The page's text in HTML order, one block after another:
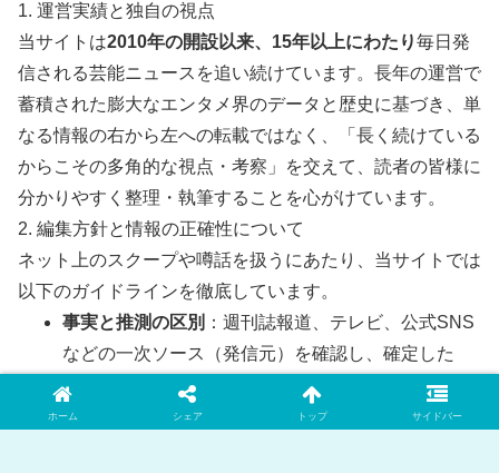
1. 運営実績と独自の視点
当サイトは2010年の開設以来、15年以上にわたり毎日発
信される芸能ニュースを追い続けています。長年の運営で
蓄積された膨大なエンタメ界のデータと歴史に基づき、単
なる情報の右から左への転載ではなく、「長く続けている
からこその多角的な視点・考察」を交えて、読者の皆様に
分かりやすく整理・執筆することを心がけています。
2. 編集方針と情報の正確性について
ネット上のスクープや噂話を扱うにあたり、当サイトでは
以下のガイドラインを徹底しています。
事実と推測の区別 ：週刊誌報道、テレビ、公式SNS
などの一次ソース（発信元）を確認し、確定した
「事実」と、ネット上の「推測・噂」を明確に区別
して記載します。
ホーム シェア トップ サイドバー